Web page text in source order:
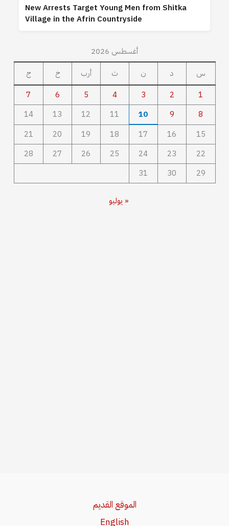
New Arrests Target Young Men from Shitka
Village in the Afrin Countryside
أغسطس 2026
س
د ن ث أرب خ
ج
1
2
3
4
5
6
7
8
9
10
11
12
13
14
15
16
17
18
19
20
21
22
23
24
25
26
27
28
29
30
31
« يوليو
الموقع القديم
English